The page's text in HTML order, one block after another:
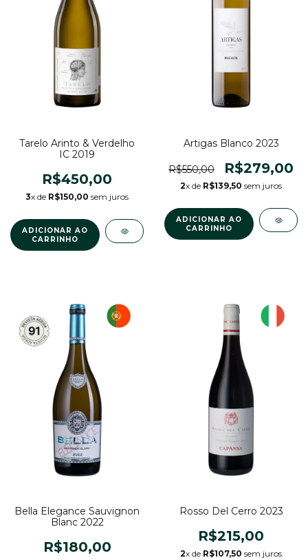
Tarelo Arinto & Verdelho
IC 2019
R$450,00
3x de R$150,00 sem juros
Artigas Blanco 2023
R$550,00 R$279,00
2x de R$139,50 sem juros
Bella Elegance Sauvignon
Blanc 2022
R$180,00
Rosso Del Cerro 2023
R$215,00
2x de R$107,50 sem juros